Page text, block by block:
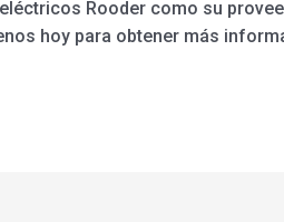
Rooder como su
hoy para obtener más